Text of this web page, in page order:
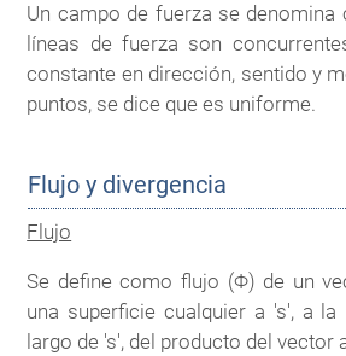
Un campo de fuerza se denomina
líneas de fuerza son
constante en dirección, sentido y
puntos, se dice que es uniforme.
Flujo y divergencia
Flujo
Se define como flujo (Φ) de un
una superficie cualquier a 's', a
largo de 's', del producto del vector